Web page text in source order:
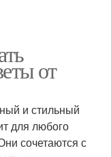
от
и стильный
для любого
сочетаются с